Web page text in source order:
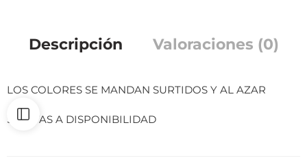
Descripción Valoraciones (0)
LOS COLORES SE MANDAN SURTIDOS Y AL AZAR
SUJETAS A DISPONIBILIDAD